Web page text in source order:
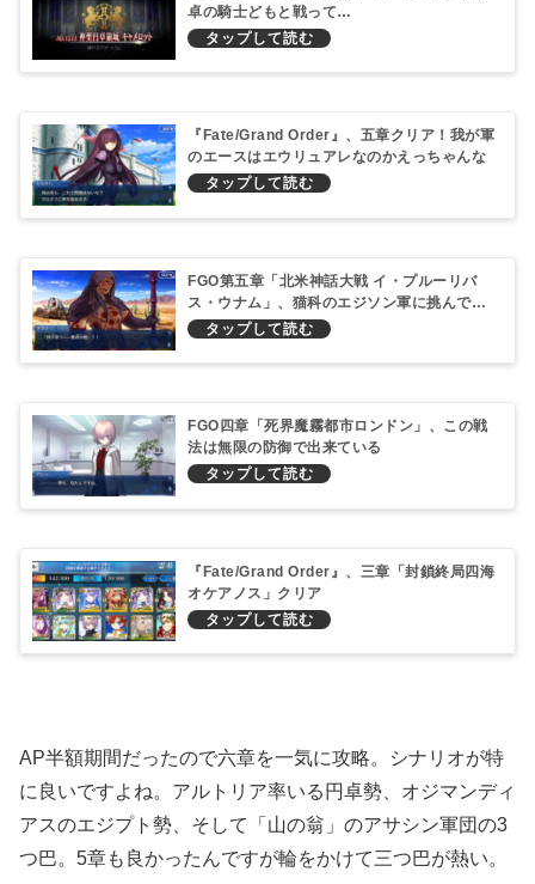
卓の騎士どもと戦って…
『Fate/Grand Order』、五章クリア！我が軍
のエースはエウリュアレなのかえっちゃんな
のか
FGO第五章「北米神話大戦 イ・プルーリバ
ス・ウナム」、猫科のエジソン軍に挑んで…
FGO四章「死界魔霧都市ロンドン」、この戦
法は無限の防御で出来ている
『Fate/Grand Order』、三章「封鎖終局四海
オケアノス」クリア
AP半額期間だったので六章を一気に攻略。シナリオが特
に良いですよね。アルトリア率いる円卓勢、オジマンディ
アスのエジプト勢、そして「山の翁」のアサシン軍団の3
つ巴。5章も良かったんですが輪をかけて三つ巴が熱い。